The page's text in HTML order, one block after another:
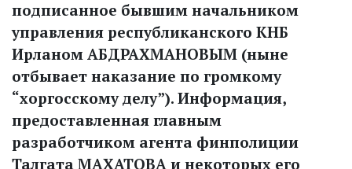
подписанное бывшим начальником
управления республиканского КНБ
Ирланом АБДРАХМАНОВЫМ (ныне
отбывает наказание по громкому
“хоргосскому делу”). Информация,
предоставленная главным
разработчиком агента финполиции
Талгата МАХАТОВА и некоторых его